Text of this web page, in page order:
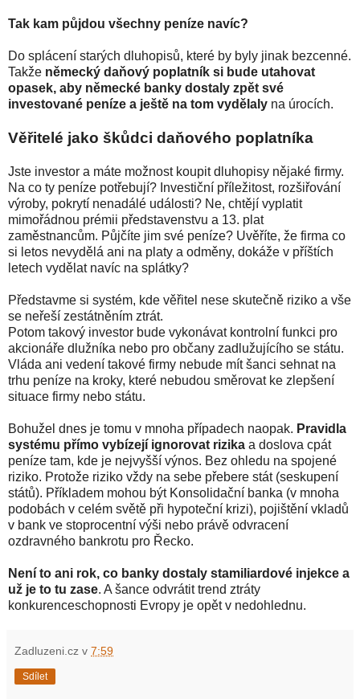
Tak kam půjdou všechny peníze navíc?
Do splácení starých dluhopisů, které by byly jinak bezcenné.
Takže německý daňový poplatník si bude utahovat
opasek, aby německé banky dostaly zpět své
investované peníze a ještě na tom vydělaly na úrocích.
Věřitelé jako škůdci daňového poplatníka
Jste investor a máte možnost koupit dluhopisy nějaké firmy.
Na co ty peníze potřebují? Investiční příležitost, rozšiřování
výroby, pokrytí nenadálé události? Ne, chtějí vyplatit
mimořádnou prémii představenstvu a 13. plat
zaměstnancům. Půjčíte jim své peníze? Uvěříte, že firma co
si letos nevydělá ani na platy a odměny, dokáže v příštích
letech vydělat navíc na splátky?
Představme si systém, kde věřitel nese skutečně riziko a vše
se neřeší zestátněním ztrát.
Potom takový investor bude vykonávat kontrolní funkci pro
akcionáře dlužníka nebo pro občany zadlužujícího se státu.
Vláda ani vedení takové firmy nebude mít šanci sehnat na
trhu peníze na kroky, které nebudou směrovat ke zlepšení
situace firmy nebo státu.
Bohužel dnes je tomu v mnoha případech naopak. Pravidla
systému přímo vybízejí ignorovat rizika a doslova cpát
peníze tam, kde je nejvyšší výnos. Bez ohledu na spojené
riziko. Protože riziko vždy na sebe přebere stát (seskupení
států). Příkladem mohou být Konsolidační banka (v mnoha
podobách v celém světě při hypoteční krizi), pojištění vkladů
v bank ve stoprocentní výši nebo právě odvracení
ozdravného bankrotu pro Řecko.
Není to ani rok, co banky dostaly stamiliardové injekce a
už je to tu zase. A šance odvrátit trend ztráty
konkurenceschopnosti Evropy je opět v nedohlednu.
Zadluzeni.cz v 7:59
Sdílet